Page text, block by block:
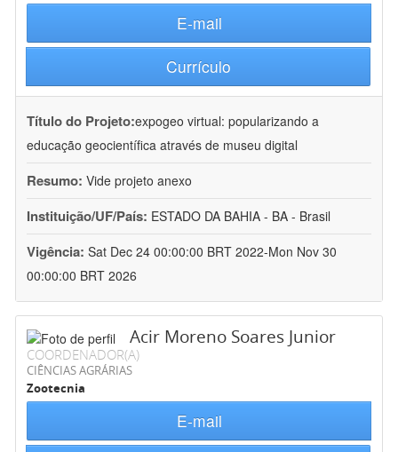
E-mail
Currículo
Título do Projeto:expogeo virtual: popularizando a
educação geocientífica através de museu digital
Resumo: Vide projeto anexo
Instituição/UF/País: ESTADO DA BAHIA - BA - Brasil
Vigência: Sat Dec 24 00:00:00 BRT 2022-Mon Nov 30
00:00:00 BRT 2026
Acir Moreno Soares Junior
COORDENADOR(A)
CIÊNCIAS AGRÁRIAS
Zootecnia
E-mail